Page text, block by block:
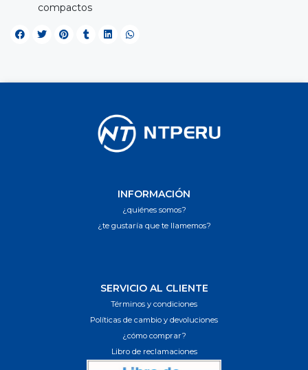
compactos
INFORMACIÓN
¿quiénes somos?
¿te gustaría que te llamemos?
SERVICIO AL CLIENTE
Términos y condiciones
Políticas de cambio y devoluciones
¿cómo comprar?
Libro de reclamaciones